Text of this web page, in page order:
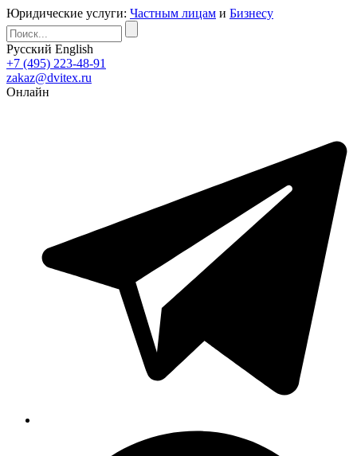
Юридические услуги: Частным лицам и Бизнесу
Русский English
+7 (495) 223-48-91
zakaz@dvitex.ru
Онлайн